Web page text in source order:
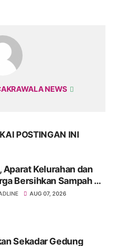
NEWS
POSTINGAN INI
Aparat Kelurahan dan
Bersihkan Sampah di
Sungai Sa'dan
AUG 07, 2026
Sekadar Gedung